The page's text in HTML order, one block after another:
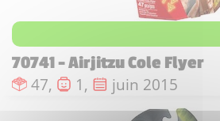
70741 - Airjitzu Cole Flyer
Nombre de pièces :
47, Nombre de figurines :
1, Date de sortie :
juin 2015